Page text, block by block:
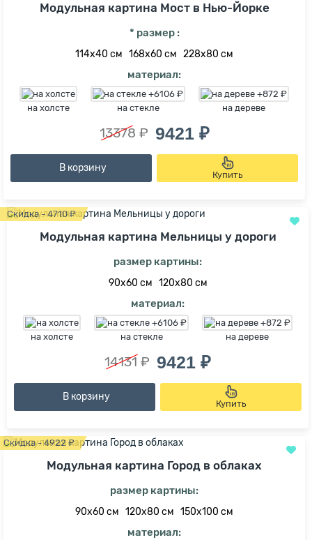
Модульная картина Мост в Нью-Йорке
* размер :
114х40 см 168х60 см 228х80 см
материал:
на холсте на стекле на дереве
13378 ₽ 9421 ₽
В корзину
Купить
Скидка - 4710 ₽
Модульная картина Мельницы у дороги
размер картины:
90х60 см 120х80 см
материал:
на холсте на стекле на дереве
14131 ₽ 9421 ₽
В корзину
Купить
Скидка - 4922 ₽
Модульная картина Город в облаках
размер картины:
90х60 см 120х80 см 150х100 см
материал: